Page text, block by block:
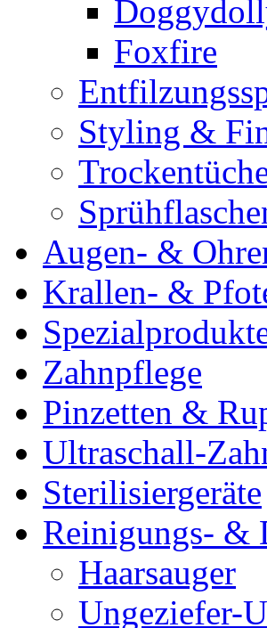
Foxfire
Styling &
Augen- &
Krallen- &
Zahnpflege
Pinzetten &
Ultraschall-
Sterilisiergeräte
Reinigungs- &
Haarsauger
Ungeziefer-